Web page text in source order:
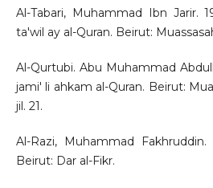
Al-Tabari, Muhammad Ibn Jarir.
ta'wil ay al-Quran. Beirut:
Al-Qurtubi. Abu Muhammad
jami' li ahkam al-Quran. Beirut:
jil. 21.
Al-Razi, Muhammad Fakhruddin.
Beirut: Dar al-Fikr.